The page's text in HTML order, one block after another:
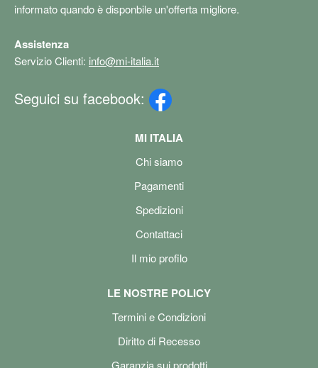
informato quando è disponbile un'offerta migliore.
Assistenza
Servizio Clienti: info@mi-italia.it
Seguici su facebook:
MI ITALIA
Chi siamo
Pagamenti
Spedizioni
Contattaci
Il mio profilo
LE NOSTRE POLICY
Termini e Condizioni
Diritto di Recesso